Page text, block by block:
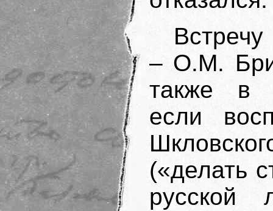
– О.М.
также в
если
(«делать
русской